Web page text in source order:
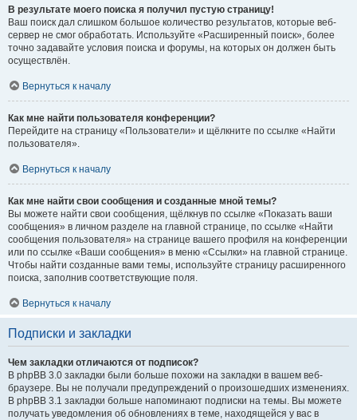
В результате моего поиска я получил пустую страницу!
Ваш поиск дал слишком большое количество результатов, которые веб-
сервер не смог обработать. Используйте «Расширенный поиск», более
точно задавайте условия поиска и форумы, на которых он должен быть
осуществлён.
Вернуться к началу
Как мне найти пользователя конференции?
Перейдите на страницу «Пользователи» и щёлкните по ссылке «Найти
пользователя».
Вернуться к началу
Как мне найти свои сообщения и созданные мной темы?
Вы можете найти свои сообщения, щёлкнув по ссылке «Показать ваши
сообщения» в личном разделе на главной странице, по ссылке «Найти
сообщения пользователя» на странице вашего профиля на конференции
или по ссылке «Ваши сообщения» в меню «Ссылки» на главной странице.
Чтобы найти созданные вами темы, используйте страницу расширенного
поиска, заполнив соответствующие поля.
Вернуться к началу
Подписки и закладки
Чем закладки отличаются от подписок?
В phpBB 3.0 закладки были больше похожи на закладки в вашем веб-
браузере. Вы не получали предупреждений о произошедших изменениях.
В phpBB 3.1 закладки больше напоминают подписки на темы. Вы можете
получать уведомления об обновлениях в теме, находящейся у вас в